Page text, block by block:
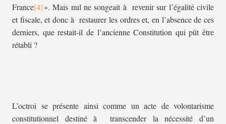
France
». Mais nul ne songeait à revenir sur l’égalité civile
et fiscale, et donc à restaurer les ordres et, en l’absence de ces
derniers, que restait-il de l’ancienne Constitution qui pût être
rétabli ?
L’octroi se présente ainsi comme un acte de volontarisme
constitutionnel destiné à transcender la nécessité d’un